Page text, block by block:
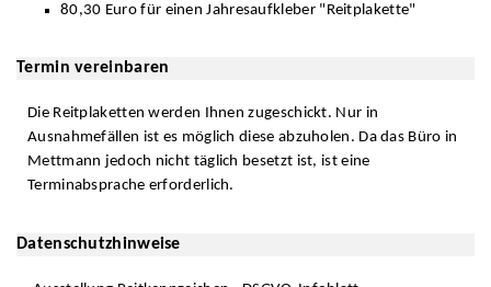
80,30 Euro für einen Jahresaufkleber "Reitplakette"
Termin vereinbaren
Die Reitplaketten werden Ihnen zugeschickt. Nur in
Ausnahmefällen ist es möglich diese abzuholen. Da das Büro in
Mettmann jedoch nicht täglich besetzt ist, ist eine
Terminabsprache erforderlich.
Datenschutzhinweise